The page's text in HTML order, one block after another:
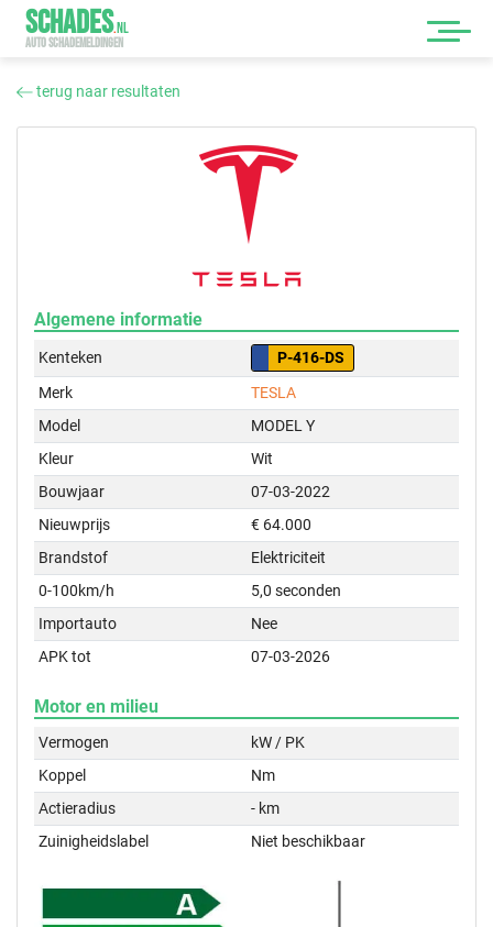
SCHADES.NL
AUTO SCHADEMELDINGEN
terug naar resultaten
Algemene informatie
Kenteken
P-416-DS
Merk
TESLA
Model
MODEL Y
Kleur
Wit
Bouwjaar
07-03-2022
Nieuwprijs
€ 64.000
Brandstof
Elektriciteit
0-100km/h
5,0 seconden
Importauto
Nee
APK tot
07-03-2026
Motor en milieu
Vermogen
kW / PK
Koppel
Nm
Actieradius
- km
Zuinigheidslabel
Niet beschikbaar